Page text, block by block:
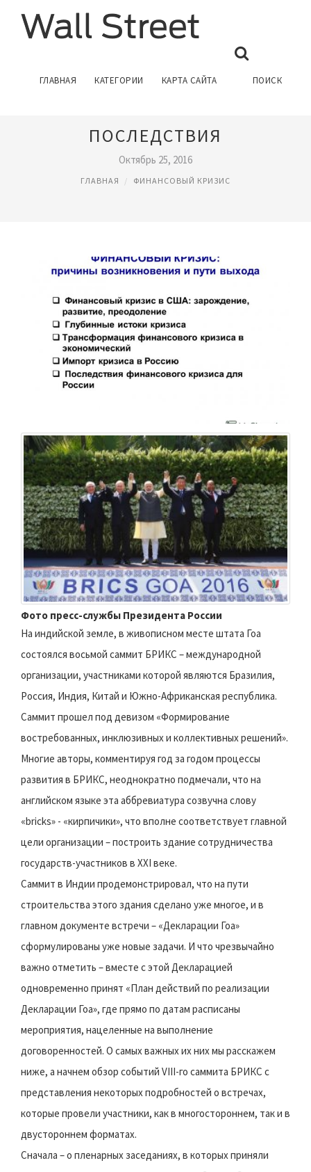
ГЛАВНАЯ КАТЕГОРИИ КАРТА САЙТА ПОИСК
МИРОВОЙ ФИНАНСОВЫЙ
ПОСЛЕДСТВИЯ
Октябрь 25, 2016
ГЛАВНАЯ ФИНАНСОВЫЙ КРИЗИС
Фото пресс-службы Президента России
На индийской земле, в живописном месте штата Гоа
состоялся восьмой саммит БРИКС – международной
организации, участниками которой являются Бразилия,
Россия, Индия, Китай и Южно-Африканская республика.
Саммит прошел под девизом «Формирование
востребованных, инклюзивных и коллективных решений».
Многие авторы, комментируя год за годом процессы
развития в БРИКС, неоднократно подмечали, что на
английском языке эта аббревиатура созвучна слову
«bricks» - «кирпичики», что вполне соответствует главной
цели организации – построить здание сотрудничества
государств-участников в XXI веке.
Саммит в Индии продемонстрировал, что на пути
строительства этого здания сделано уже многое, и в
главном документе встречи – «Декларации Гоа»
сформулированы уже новые задачи. И что чрезвычайно
важно отметить – вместе с этой Декларацией
одновременно принят «План действий по реализации
Декларации Гоа», где прямо по датам расписаны
мероприятия, нацеленные на выполнение
договоренностей. О самых важных их них мы расскажем
ниже, а начнем обзор событий VIII-го саммита БРИКС с
представления некоторых подробностей о встречах,
которые провели участники, как в многостороннем, так и в
двустороннем форматах.
Сначала – о пленарных заседаниях, в которых приняли